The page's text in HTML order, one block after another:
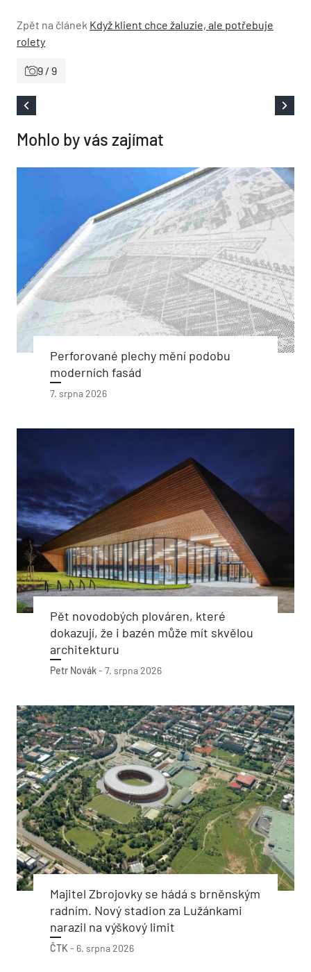
Zpět na článek Když klient chce žaluzie, ale potřebuje
rolety
9 / 9
Mohlo by vás zajímat
Perforované plechy mění podobu
moderních fasád
7. srpna 2026
Pět novodobých plováren, které
dokazují, že i bazén může mít skvělou
architekturu
Petr Novák- 7. srpna 2026
Majitel Zbrojovky se hádá s brněnským
radním. Nový stadion za Lužánkami
narazil na výškový limit
ČTK - 6. srpna 2026